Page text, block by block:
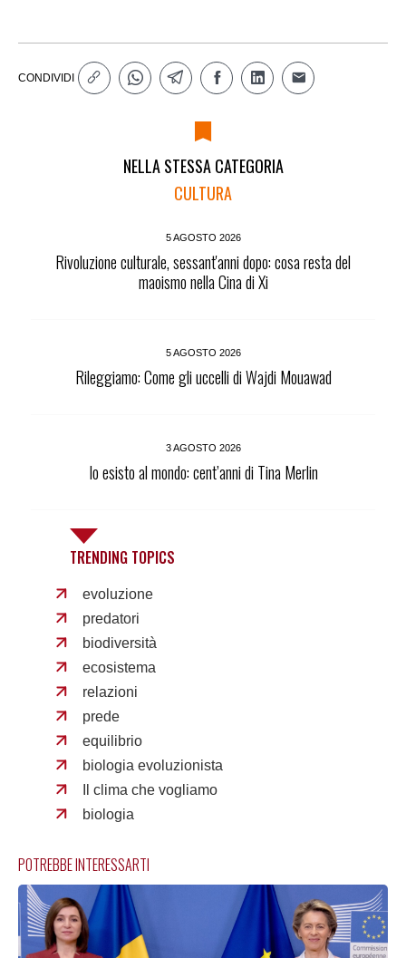
CONDIVIDI
NELLA STESSA CATEGORIA
CULTURA
5 AGOSTO 2026
Rivoluzione culturale, sessant'anni dopo: cosa resta del
maoismo nella Cina di Xi
5 AGOSTO 2026
Rileggiamo: Come gli uccelli di Wajdi Mouawad
3 AGOSTO 2026
Io esisto al mondo: cent’anni di Tina Merlin
TRENDING TOPICS
evoluzione
predatori
biodiversità
ecosistema
relazioni
prede
equilibrio
biologia evoluzionista
Il clima che vogliamo
biologia
POTREBBE INTERESSARTI